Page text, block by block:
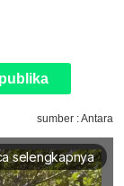
sumber : Antara
selengkapnya